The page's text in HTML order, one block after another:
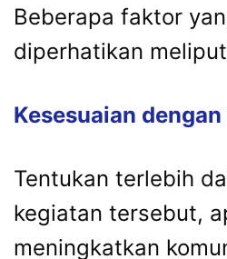
Beberapa faktor
diperhatikan
Kesesuaian
Tentukan terlebih
kegiatan tersebut,
meningkatkan